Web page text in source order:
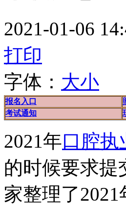
2021-01-06
打印
字体： 大小
报名入口
考试通知
2021年口腔执
的时候要求提
家整理了